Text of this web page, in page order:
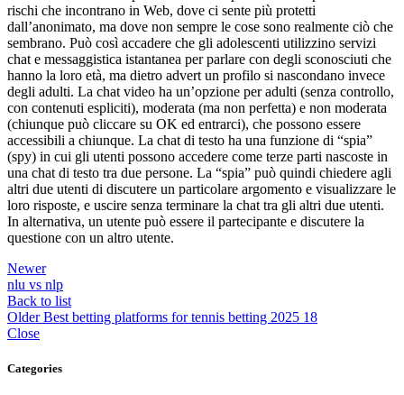
rischi che incontrano in Web, dove ci sente più protetti
dall’anonimato, ma dove non sempre le cose sono realmente ciò che
sembrano. Può così accadere che gli adolescenti utilizzino servizi
chat e messaggistica istantanea per parlare con degli sconosciuti che
hanno la loro età, ma dietro advert un profilo si nascondano invece
degli adulti. La chat video ha un’opzione per adulti (senza controllo,
con contenuti espliciti), moderata (ma non perfetta) e non moderata
(chiunque può cliccare su OK ed entrarci), che possono essere
accessibili a chiunque. La chat di testo ha una funzione di “spia”
(spy) in cui gli utenti possono accedere come terze parti nascoste in
una chat di testo tra due persone. La “spia” può quindi chiedere agli
altri due utenti di discutere un particolare argomento e visualizzare le
loro risposte, e uscire senza terminare la chat tra gli altri due utenti.
In alternativa, un utente può essere il partecipante e discutere la
questione con un altro utente.
Newer
nlu vs nlp
Back to list
Older Best betting platforms for tennis betting 2025 18
Close
Categories